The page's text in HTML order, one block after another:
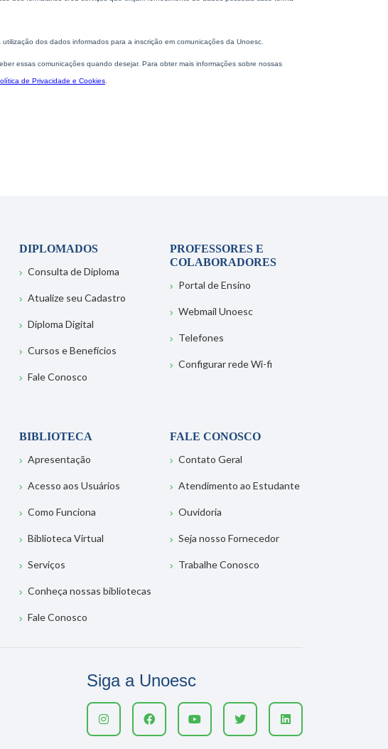
DIPLOMADOS
Consulta de Diploma
Atualize seu Cadastro
Diploma Digital
Cursos e Benefícios
Fale Conosco
PROFESSORES E
COLABORADORES
Portal de Ensino
Webmail Unoesc
Telefones
Configurar rede Wi-fi
BIBLIOTECA
Apresentação
Acesso aos Usuários
Como Funciona
Biblioteca Virtual
Serviços
Conheça nossas bibliotecas
Fale Conosco
FALE CONOSCO
Contato Geral
Atendimento ao Estudante
Ouvidoria
Seja nosso Fornecedor
Trabalhe Conosco
Siga a Unoesc